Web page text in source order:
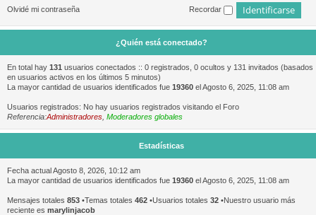
Olvidé mi contraseña Recordar
¿Quién está conectado?
En total hay 131 usuarios conectados :: 0 registrados, 0 ocultos y 131 invitados (basados
en usuarios activos en los últimos 5 minutos)
La mayor cantidad de usuarios identificados fue 19360 el Agosto 6, 2025, 11:08 am
Usuarios registrados: No hay usuarios registrados visitando el Foro
Referencia:Administradores Moderadores globales
Estadísticas
Fecha actual Agosto 8, 2026, 10:12 am
La mayor cantidad de usuarios identificados fue 19360 el Agosto 6, 2025, 11:08 am
Mensajes totales 853 •Temas totales 462 •Usuarios totales 32 •Nuestro usuario más
reciente es marylinjacob